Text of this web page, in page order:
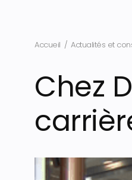
Accueil / Actualités et
Chez